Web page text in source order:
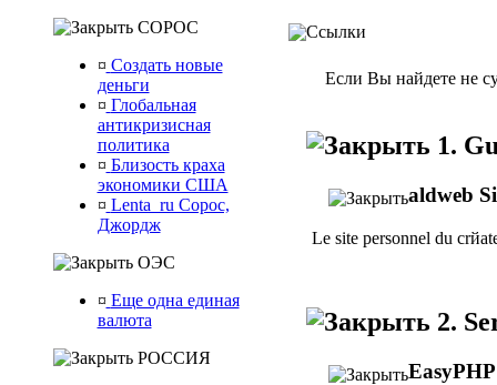
СОРОС
¤ Создать новые
деньги
¤ Глобальная
антикризисная
политика
¤ Близость краха
экономики США
¤ Lenta_ru Сорос,
Джордж
ОЭС
¤ Еще одна единая
валюта
РОССИЯ
Ссылки
Если Вы найдете не
1.
aldweb
Le site personnel du
2.
EasyPHP